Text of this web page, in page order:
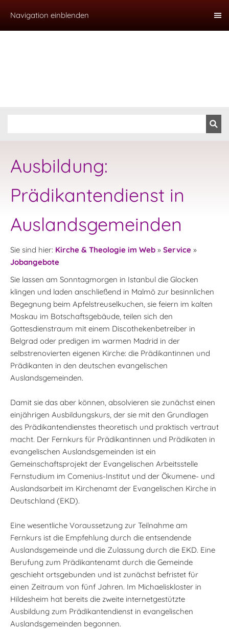
Navigation einblenden
Ausbildung:
Prädikantendienst in
Auslandsgemeinden
Sie sind hier: Kirche & Theologie im Web » Service »
Jobangebote
Sie lassen am Sonntagmorgen in Istanbul die Glocken
klingen und laden anschließend in Malmö zur besinnlichen
Begegnung beim Apfelstreuselkuchen, sie feiern im kalten
Moskau im Botschaftsgebäude, teilen sich den
Gottesdienstraum mit einem Discothekenbetreiber in
Belgrad oder predigen im warmen Madrid in der
selbstrenovierten eigenen Kirche: die Prädikantinnen und
Prädikanten in den deutschen evangelischen
Auslandsgemeinden.
Damit sie das aber können, absolvieren sie zunächst einen
einjährigen Ausbildungskurs, der sie mit den Grundlagen
des Prädikantendienstes theoretisch und praktisch vertraut
macht. Der Fernkurs für Prädikantinnen und Prädikaten in
evangelischen Auslandsgemeinden ist ein
Gemeinschaftsprojekt der Evangelischen Arbeitsstelle
Fernstudium im Comenius-Institut und der Ökumene- und
Auslandsarbeit im Kirchenamt der Evangelischen Kirche in
Deutschland (EKD).
Eine wesentliche Voraussetzung zur Teilnahme am
Fernkurs ist die Empfehlung durch die entsendende
Auslandsgemeinde und die Zulassung durch die EKD. Eine
Berufung zum Prädikantenamt durch die Gemeinde
geschieht ortsgebunden und ist zunächst befristet für
einen Zeitraum von fünf Jahren. Im Michaeliskloster in
Hildesheim hat bereits die zweite internetgestützte
Ausbildung zum Prädikantendienst in evangelischen
Auslandsgemeinden begonnen.